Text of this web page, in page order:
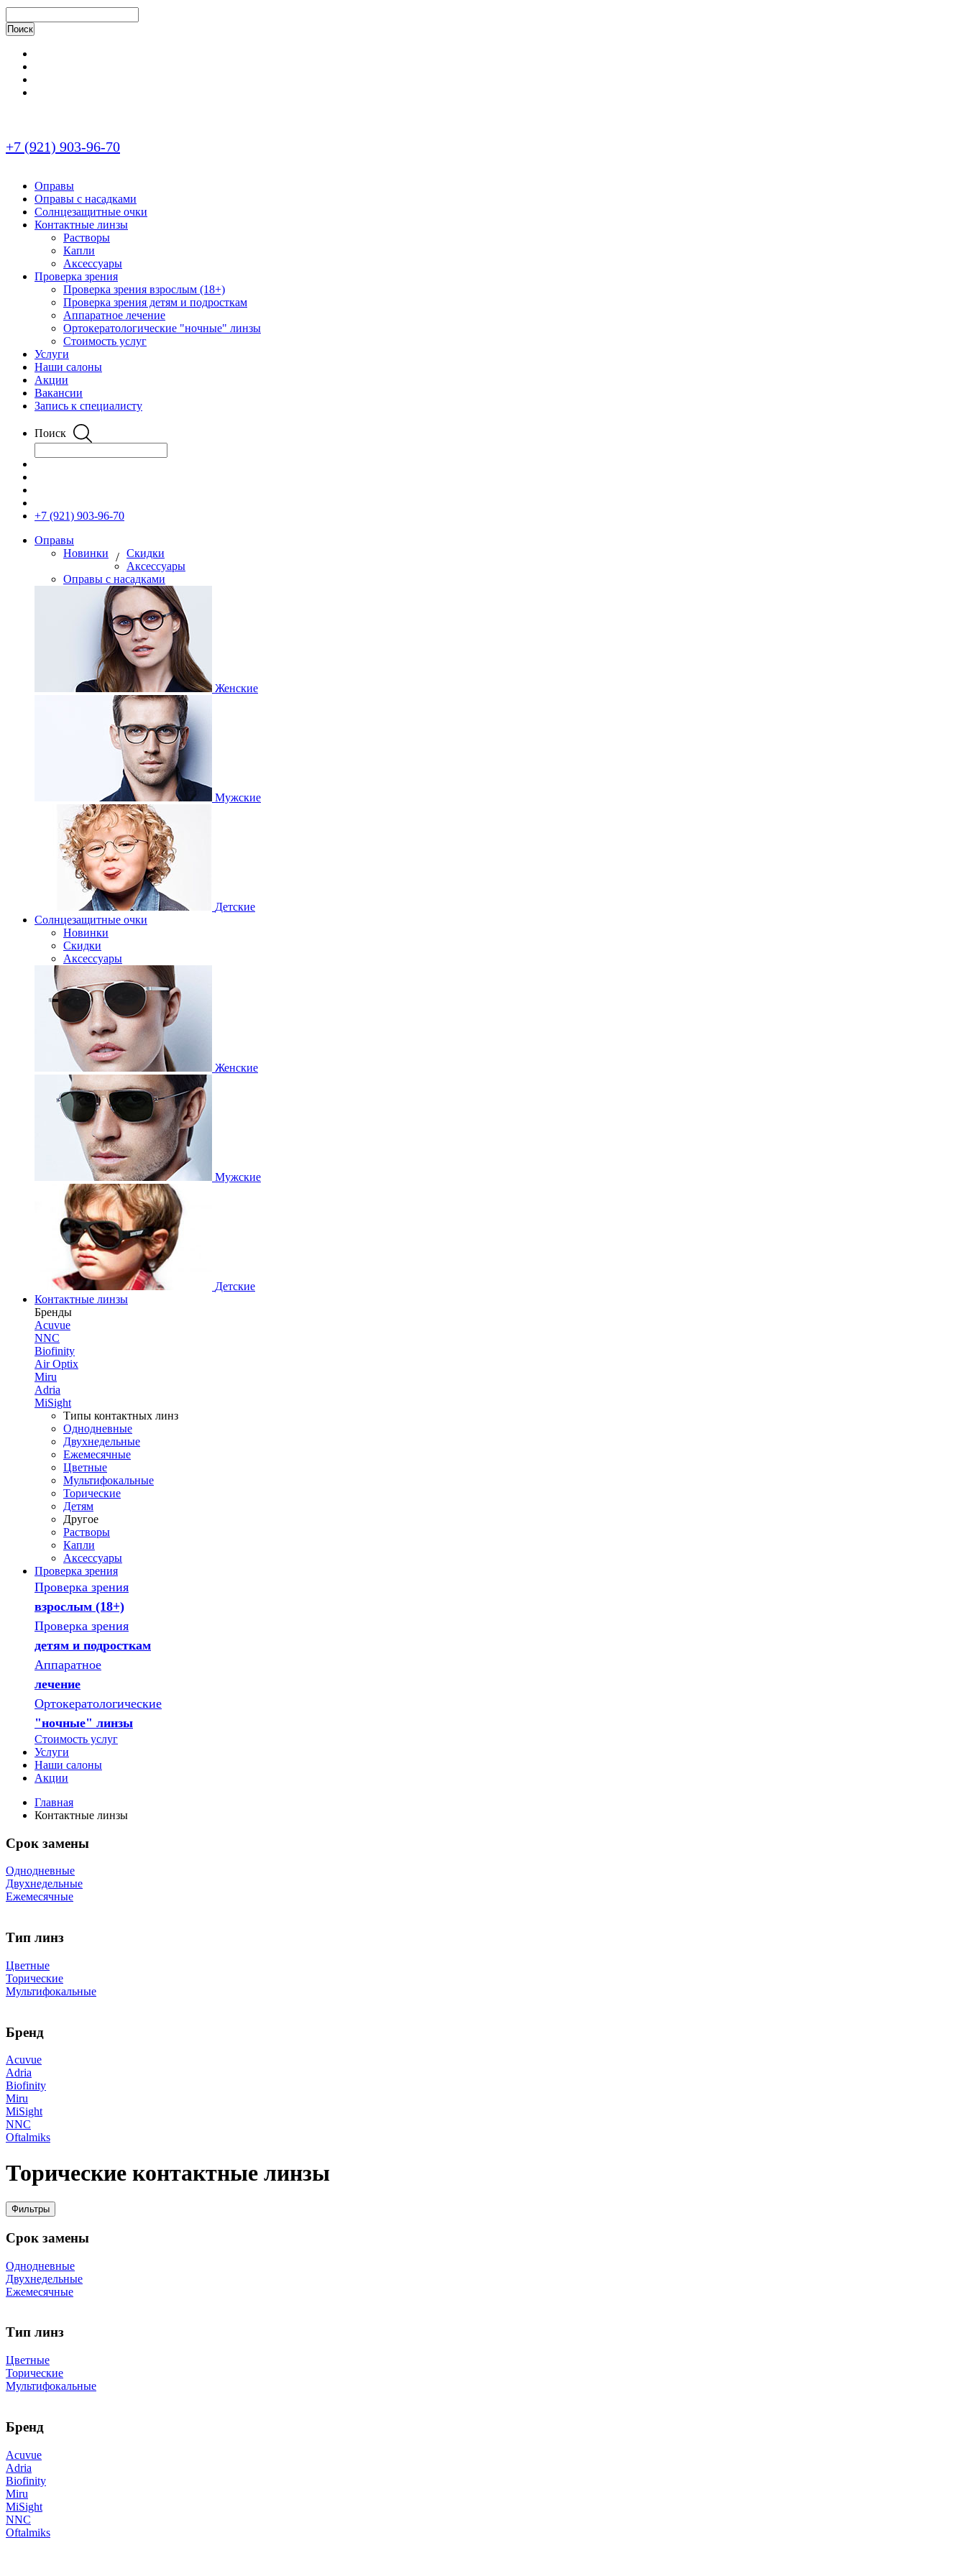
+7 (921) 903-96-70
Оправы
Оправы с насадками
Солнцезащитные очки
Контактные линзы
Растворы
Капли
Аксессуары
Проверка зрения
Проверка зрения взрослым (18+)
Проверка зрения детям и подросткам
Аппаратное лечение
Ортокератологические "ночные" линзы
Стоимость услуг
Услуги
Наши салоны
Акции
Вакансии
Запись к специалисту
Поиск
+7 (921) 903-96-70
Оправы
Новинки
/ Скидки
Аксессуары
Оправы с насадками
Женские
Мужские
Детские
Солнцезащитные очки
Новинки
Скидки
Аксессуары
Женские
Мужские
Детские
Контактные линзы
Бренды
Acuvue
NNC
Biofinity
Air Optix
Miru
Adria
MiSight
Типы контактных линз
Однодневные
Двухнедельные
Ежемесячные
Цветные
Мультифокальные
Торические
Детям
Другое
Растворы
Капли
Аксессуары
Проверка зрения
Проверка зрения
взрослым (18+)
Проверка зрения
детям и подросткам
Аппаратное
лечение
Ортокератологические
"ночные" линзы
Стоимость услуг
Услуги
Наши салоны
Акции
Главная
Контактные линзы
Срок замены
Однодневные
Двухнедельные
Ежемесячные
Тип линз
Цветные
Торические
Мультифокальные
Бренд
Acuvue
Adria
Biofinity
Miru
MiSight
NNC
Oftalmiks
Торические контактные линзы
Фильтры
Срок замены
Однодневные
Двухнедельные
Ежемесячные
Тип линз
Цветные
Торические
Мультифокальные
Бренд
Acuvue
Adria
Biofinity
Miru
MiSight
NNC
Oftalmiks